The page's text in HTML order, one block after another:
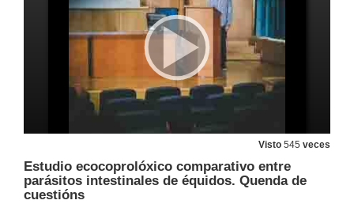
Visto 545 veces
Estudio ecocoprolóxico comparativo entre
parásitos intestinales de équidos. Quenda de
cuestións